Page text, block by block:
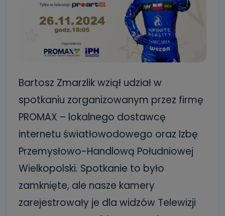
Bartosz Zmarzlik wziął udział w
spotkaniu zorganizowanym przez firmę
PROMAX – lokalnego dostawcę
internetu światłowodowego oraz Izbę
Przemysłowo-Handlową Południowej
Wielkopolski. Spotkanie to było
zamknięte, ale nasze kamery
zarejestrowały je dla widzów Telewizji